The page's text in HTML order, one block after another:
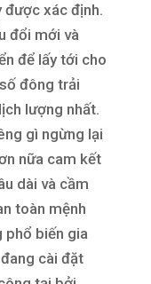
được xác định.
đổi mới và
để lấy tới cho
đông trải
lượng nhất.
gì ngừng lại
nữa cam kết
dài và cầm
toàn mệnh
phổ biến gia
cài đặt